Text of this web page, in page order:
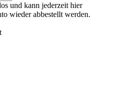
und kann jederzeit hier
wieder abbestellt werden.